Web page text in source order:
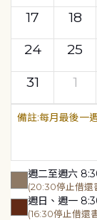
17
18
24
25
31
1
每月最後一
週二至週六
(20:30停止借還
週日、週一
(16:30停止借還